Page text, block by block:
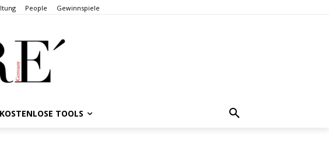
People Gewinnspiele
KOSTENLOSE TOOLS